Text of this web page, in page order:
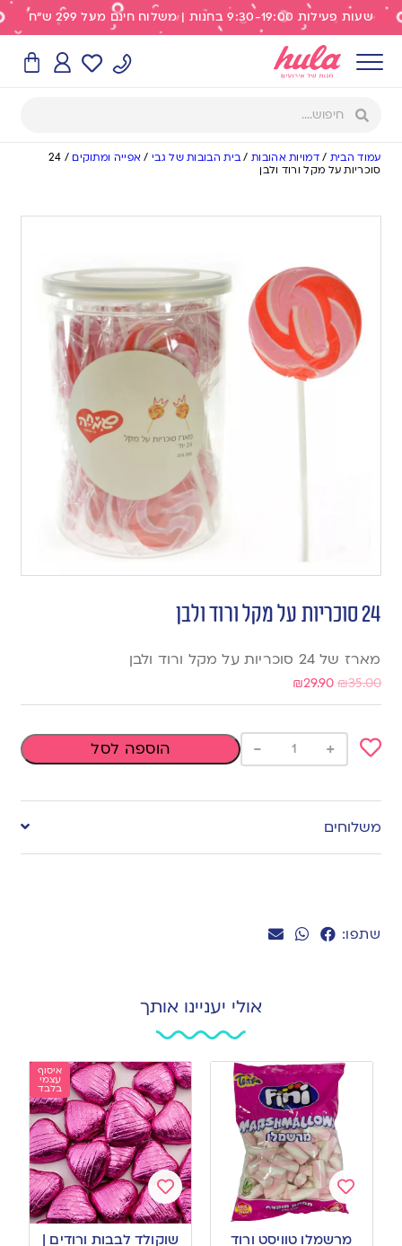
שעות פעילות 9:30-19:00 בחנות | משלוח חינם מעל 299 ש"ח
עמוד הבית /דמויות אהובות/בית הבובות של גבי/ אפייה ומתוקים /
24
סוכריות על מקל ורוד ולבן
שתפו:
24 סוכריות על מקל ורוד ולבן
מארז של 24 סוכריות על מקל ורוד ולבן
₪35.00
₪29.90
to
wishlist
+
- הוספה לסל
משלוחים
אולי יעניינו אותך
Add
to
מרשמלו טוויסט ורוד
איסוף
עצמי
בלבד
Add
to
שוקולד לבבות ורודים |